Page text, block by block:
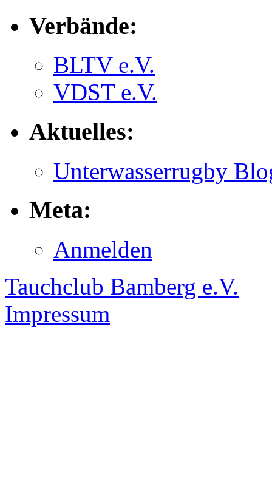
Verbände:
BLTV e.V.
VDST e.V.
Aktuelles:
Unterwasserrugby
Meta:
Anmelden
Tauchclub Bamberg e.V.
Impressum